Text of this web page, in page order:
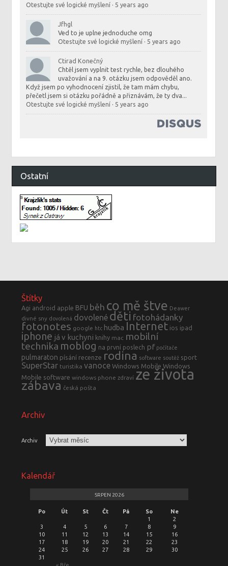
Otestujte své logické myšlení · 5 years ago
Jfhgl
Ved to je uplne jednoduche omg
Otestujte své logické myšlení · 5 years ago
Ctirad Konečný
Chtěl jsem vyplnit test rychle, bez dlouhého
uvažování a na 9. otázku jsem odpověděl ano.
Když jsem po vyhodnocení zjistil, že tam mám chybu,
přečetl jsem si otázku pořádně a přiznávám, že ty dva...
Otestujte své logické myšlení · 5 years ago
Ostatní
Štítky
Agi android apple BFU běh co mě štve Deawer
divné sny dovolená dovolené děti fotohádanky
fotonotes google htc hudba Internet ios ipad
iphone já v kuchyni knihy mac mobilní
technika moblog na první poslech pf počítače
pulmaraton písání recenze rodina software soutěž sport
SuperStar turistika vanoce Windows Mobile Windows
Mobile software windows phone zdraví ze života
zábava česká pošta
Archiv
Archiv
Kalendář
SRPEN 2026
Po Út St Čt Pá So Ne
1
2
3
4 5 6 7 8
9
10
11 12 13 14 15
16
17
18 19 20 21 22
23
24
25 26 27 28 29
30
31